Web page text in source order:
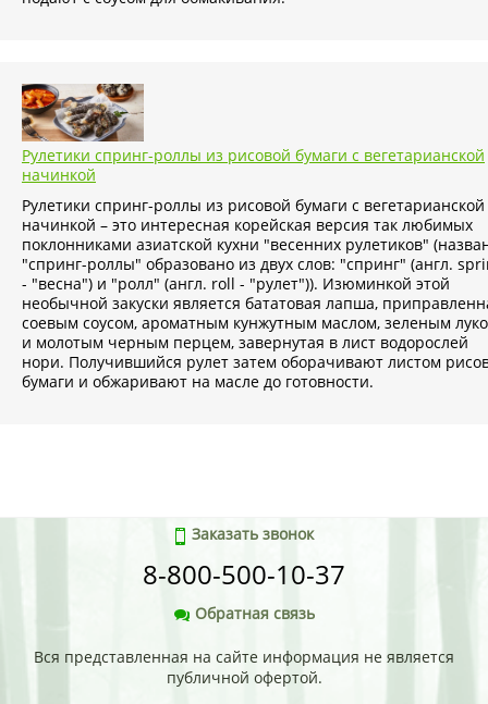
Рулетики спринг-роллы из рисовой бумаги с вегетарианской
начинкой
Рулетики спринг-роллы из рисовой бумаги с вегетарианской
начинкой – это интересная корейская версия так любимых
поклонниками азиатской кухни "весенних рулетиков"
"спринг-роллы" образовано из двух слов: "спринг" (англ.
- "весна") и "ролл" (англ. roll - "рулет")). Изюминкой этой
необычной закуски является бататовая лапша,
соевым соусом, ароматным кунжутным маслом, зеленым
и молотым черным перцем, завернутая в лист водорослей
нори. Получившийся рулет затем оборачивают листом
бумаги и обжаривают на масле до готовности.
Заказать звонок
8-800-500-10-37
Обратная связь
Вся представленная на сайте информация не является
публичной офертой.